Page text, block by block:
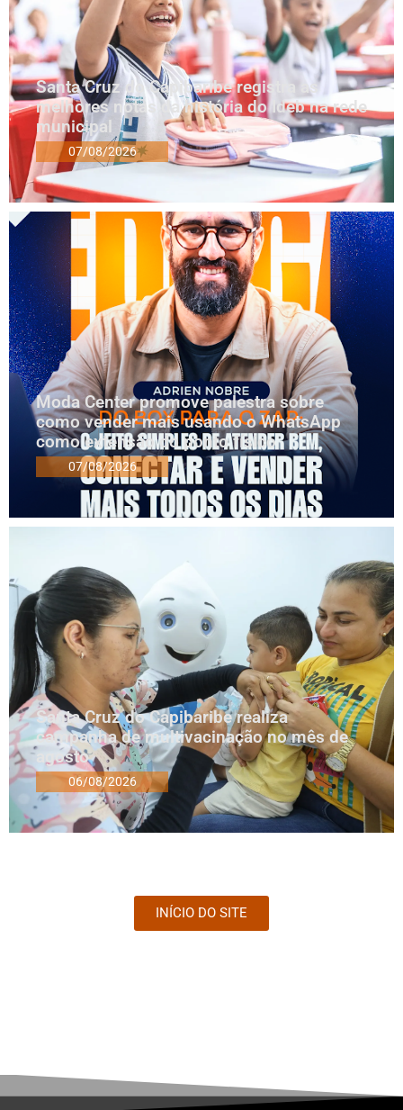
Santa Cruz do Capibaribe registra as
melhores notas da história do Ideb na rede
municipal
07/08/2026
Moda Center promove palestra sobre
como vender mais usando o WhatsApp
como extensão do ponto físico
07/08/2026
Santa Cruz do Capibaribe realiza
campanha de multivacinação no mês de
agosto
06/08/2026
INÍCIO DO SITE